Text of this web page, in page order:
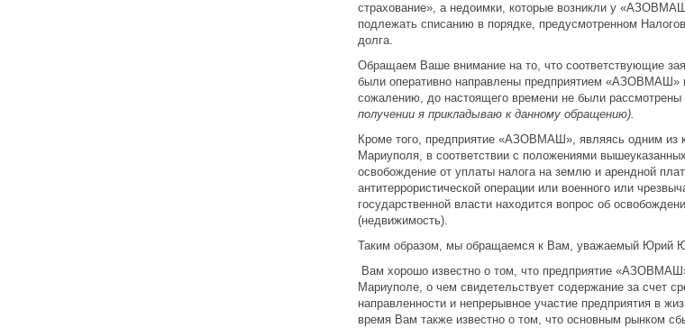
страхование», а недоимки, которые возникли у
подлежать списанию в порядке, предусмотренном
долга.
Обращаем Ваше внимание на то, что соответствующие
были оперативно направлены предприятием «АЗОВМАШ»
сожалению, до настоящего времени не были рассмотрены
получении я прикладываю к данному обращению).
Кроме того, предприятие «АЗОВМАШ», являясь одним из
Мариуполя, в соответствии с положениями
освобождение от уплаты налога на землю и арендной
антитеррористической операции или военного или
государственной власти находится вопрос об
(недвижимость).
Таким образом, мы обращаемся к Вам, уважаемый Юрий
Вам хорошо известно о том, что предприятие
Мариуполе, о чем свидетельствует содержание за счет
направленности и непрерывное участие предприятия в
время Вам также известно о том, что основным рынком